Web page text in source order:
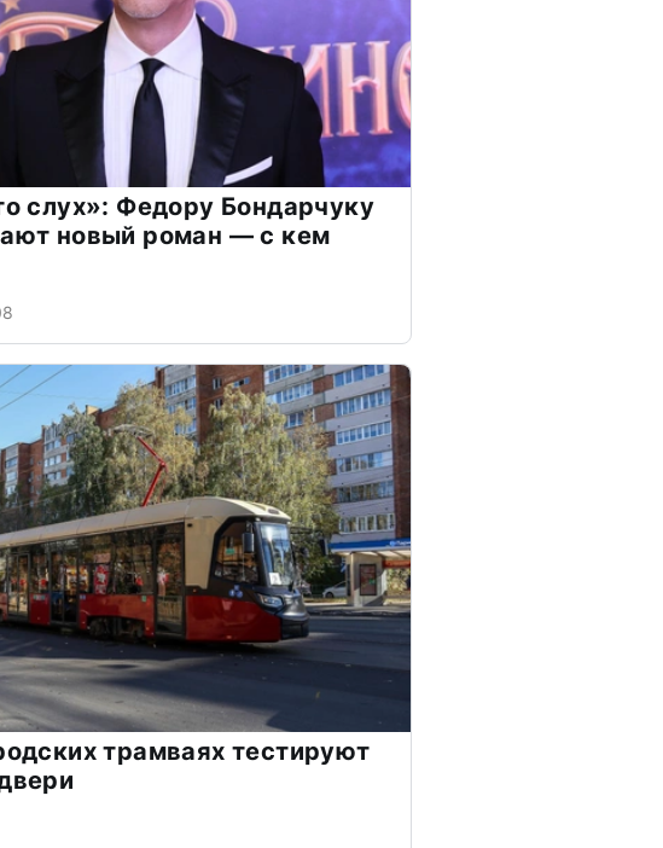
слух»: Федору Бондарчуку
новый роман — с кем
трамваях тестируют